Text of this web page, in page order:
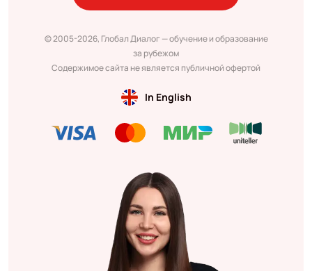
© 2005-2026, Глобал Диалог — обучение и образование
за рубежом
Содержимое сайта не является публичной офертой
In English